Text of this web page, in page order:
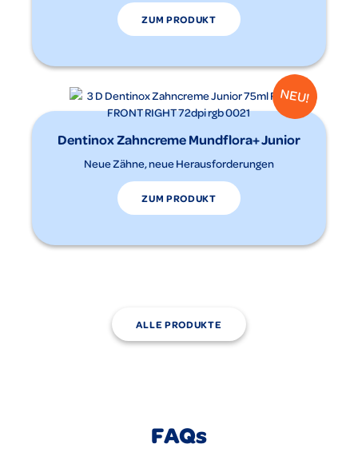
ZUM PRODUKT
Dentinox Zahncreme Mundflora+ Junior
Neue Zähne, neue Herausforderungen
ZUM PRODUKT
ALLE PRODUKTE
FAQs